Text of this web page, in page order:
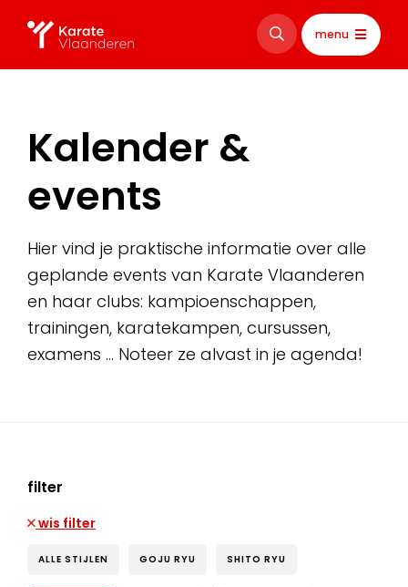
menu
Kalender &
events
Hier vind je praktische informatie over alle
geplande events van Karate Vlaanderen
en haar clubs: kampioenschappen,
trainingen, karatekampen, cursussen,
examens … Noteer ze alvast in je agenda!
filter
wis filter
ALLE STIJLEN GOJU RYU SHITO RYU